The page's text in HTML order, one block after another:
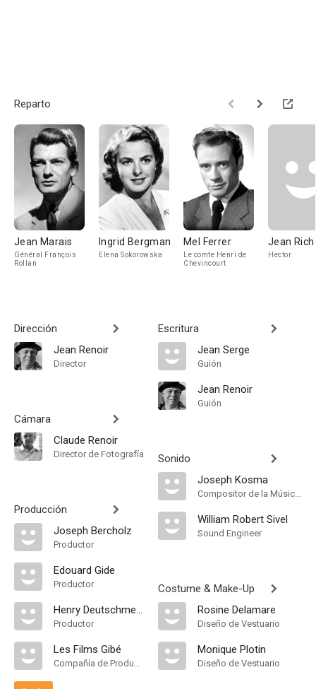
Reparto
Jean Marais
Général François
Rollan
Ingrid Bergman
Elena Sokorowska
Mel Ferrer
Le comte Henri de
Chevincourt
Jean
Hector
Dirección
Jean Renoir
Director
Cámara
Claude Renoir
Director de Fotografía
Producción
Joseph Bercholz
Productor
Edouard Gide
Productor
Henry Deutschmeister
Productor
Les Films Gibé
Compañía de Produccion
Escritura
Jean Serge
Guión
Jean Renoir
Guión
Sonido
Joseph Kosma
Compositor de la Música Original, Música
William Robert Sivel
Sound Engineer
Costume & Make-Up
Rosine Delamare
Diseño de Vestuario
Monique Plotin
Diseño de Vestuario